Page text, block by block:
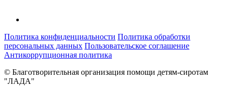
Политика конфиденциальности Политика обработки
персональных данных Пользовательское соглашение
Антикоррупционная политика
© Благотворительная организация помощи детям-сиротам
"ЛАДА"